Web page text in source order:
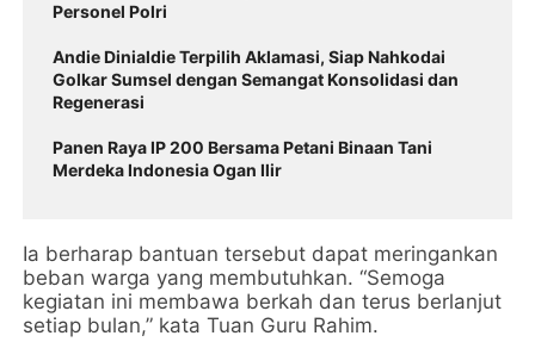
Personel Polri
Andie Dinialdie Terpilih Aklamasi, Siap Nahkodai
Golkar Sumsel dengan Semangat Konsolidasi dan
Regenerasi
Panen Raya IP 200 Bersama Petani Binaan Tani
Merdeka Indonesia Ogan Ilir
Ia berharap bantuan tersebut dapat meringankan
beban warga yang membutuhkan. “Semoga
kegiatan ini membawa berkah dan terus berlanjut
setiap bulan,” kata Tuan Guru Rahim.